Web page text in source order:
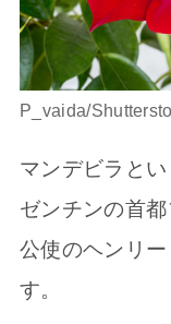
P_vaida/
マンデビラと
ゼンチンの首
公使のヘンリ
す。